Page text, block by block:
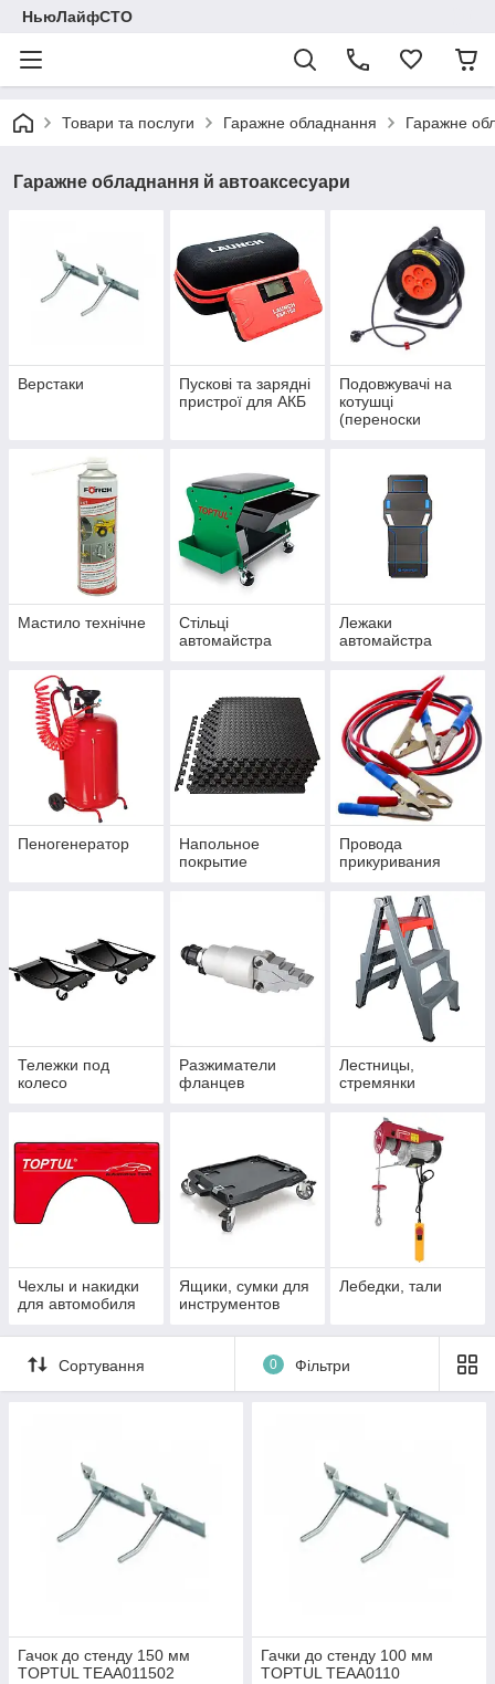
НьюЛайфСТО
Товари та послуги Гаражне обладнання Гаражне
Гаражне обладнання й автоаксесуари
Верстаки
Пускові та зарядні
пристрої для АКБ
Подовжувачі на
котушці
(переноски
Мастило технічне
Стільці
автомайстра
Лежаки
автомайстра
Пеногенератор
Haпoльнoe
пoкpытиe
Провода
прикуривания
Тележки под
колесо
Разжиматели
фланцев
Лестницы,
стремянки
Чехлы и накидки
для автомобиля
Ящики, сумки для
инструментов
Лебедки, тали
Сортування 0 Фільтри
Гачок до стенду 150 мм
TOPTUL TEAA011502
Гачки до стенду 100 мм
TOPTUL TEAA0110